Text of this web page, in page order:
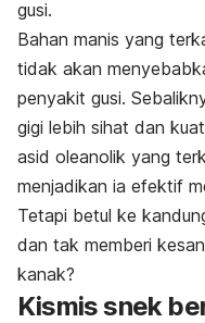
gusi.
Bahan manis yang
tidak akan
penyakit gusi.
gigi lebih sihat dan
asid oleanolik yang
menjadikan ia efektif
Tetapi betul ke
dan tak memberi
kanak?
Kismis snek